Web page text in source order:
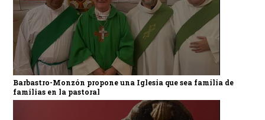
Barbastro-Monzón propone una Iglesia que sea familia de
familias en la pastoral